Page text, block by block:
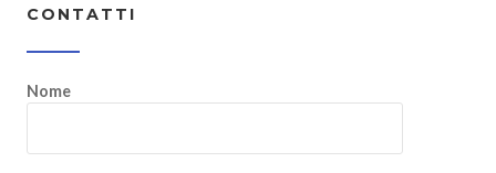
CONTATTI
Nome